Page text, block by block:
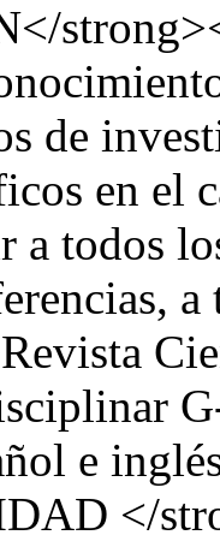
de
en el
todos
e
</